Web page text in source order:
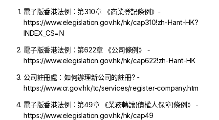
電子版香港法例：第310章 《商業登記條例》-
https://www.elegislation.gov.hk/hk/cap310!zh-Hant-HK?
INDEX_CS=N
電子版香港法例：第622章 《公司條例》 -
https://www.elegislation.gov.hk/hk/cap622!zh-Hant-HK
公司註冊處：如何辦理新公司的註冊? -
https://www.cr.gov.hk/tc/services/register-company.htm
電子版香港法例：第49章 《業務轉讓(債權人保障)條例》 -
https://www.elegislation.gov.hk/hk/cap49